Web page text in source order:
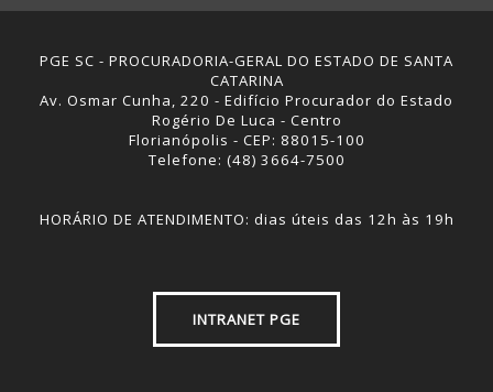
PGE SC - PROCURADORIA-GERAL DO ESTADO DE SANTA
CATARINA
Av. Osmar Cunha, 220 - Edifício Procurador do Estado
Rogério De Luca - Centro
Florianópolis - CEP: 88015-100
Telefone: (48) 3664-7500
HORÁRIO DE ATENDIMENTO: dias úteis das 12h às 19h
INTRANET PGE